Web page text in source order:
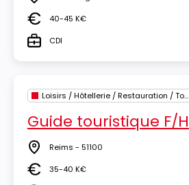
Lieu
Salaire40-45 K€
TypeCDI
Loisirs / Hôtellerie / Restauration / Tourisme
Guide touristique F/H
Lieu Reims - 51100
Salaire35-40 K€